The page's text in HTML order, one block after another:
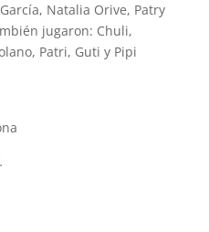
Natalia Orive, Patry
jugaron: Chuli,
Patri, Guti y Pipi